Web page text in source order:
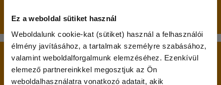
Ez a weboldal sütiket használ
Weboldalunk cookie-kat (sütiket) használ a felhasználói
élmény javításához, a tartalmak személyre szabásához,
valamint weboldalforgalmunk elemzéséhez. Ezenkívül
elemező partnereinkkel megosztjuk az Ön
weboldalhasználatra vonatkozó adatait, akik
Passzív féléves hallgatók jelentkezését is várjuk!
A belépéshez feltétlenül hozd magaddal: